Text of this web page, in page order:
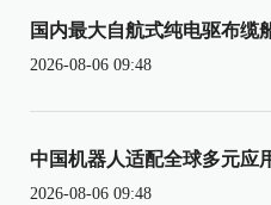
国内最大自航式纯电驱布缆
2026-08-06 09:48
中国机器人适配全球多元应
2026-08-06 09:48